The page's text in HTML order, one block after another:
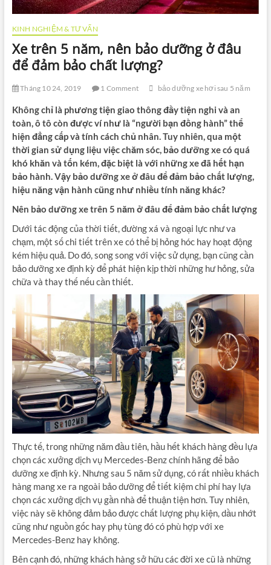
KINH NGHIỆM & TƯ VẤN
Xe trên 5 năm, nên bảo dưỡng ở đâu
để đảm bảo chất lượng?
Tháng 10 24, 2019 1 Comment bảo dưỡng xe hơi sau 5 năm
Không chỉ là phương tiện giao thông đầy tiện nghi và an
toàn, ô tô còn được ví như là “người bạn đồng hành” thể
hiện đẳng cấp và tính cách chủ nhân. Tuy nhiên, qua một
thời gian sử dụng liệu việc chăm sóc, bảo dưỡng xe có quá
khó khăn và tốn kém, đặc biệt là với những xe đã hết hạn
bảo hành. Vậy bảo dưỡng xe ở đâu để đảm bảo chất lượng,
hiệu năng vận hành cũng như nhiều tính năng khác?
Nên bảo dưỡng xe trên 5 năm ở đâu để đảm bảo chất lượng
Dưới tác động của thời tiết, đường xá và ngoại lực như va
chạm, một số chi tiết trên xe có thể bị hỏng hóc hay hoạt động
kém hiệu quả. Do đó, song song với việc sử dụng, bạn cũng cần
bảo dưỡng xe định kỳ để phát hiện kịp thời những hư hỏng, sửa
chữa và thay thế nếu cần thiết.
Thực tế, trong những năm đầu tiên, hầu hết khách hàng đều lựa
chọn các xưởng dịch vụ Mercedes-Benz chính hãng để bảo
dưỡng xe định kỳ. Nhưng sau 5 năm sử dụng, có rất nhiều khách
hàng mang xe ra ngoài bảo dưỡng để tiết kiệm chi phí hay lựa
chọn các xưởng dịch vụ gần nhà để thuận tiện hơn. Tuy nhiên,
việc này sẽ không đảm bảo được chất lượng phụ kiện, dầu nhớt
cũng như nguồn gốc hay phụ tùng đó có phù hợp với xe
Mercedes-Benz hay không.
Bên cạnh đó, những khách hàng sở hữu các đời xe cũ là những